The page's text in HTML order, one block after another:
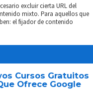
excluir cierta URL del
mixto. Para aquellos que
el fijador de contenido
Cursos Gratuitos
Ofrece Google